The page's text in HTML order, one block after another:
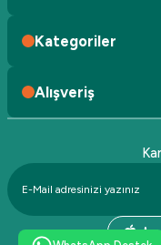
Kategoriler
Alışveriş